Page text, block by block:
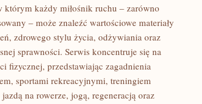
którym każdy miłośnik ruchu – zarówno
– może znaleźć wartościowe materiały
zdrowego stylu życia, odżywiania oraz
sprawności. Serwis koncentruje się na
fizycznej, przedstawiając zagadnienia
sportami rekreacyjnymi, treningiem
na rowerze, jogą, regeneracją oraz